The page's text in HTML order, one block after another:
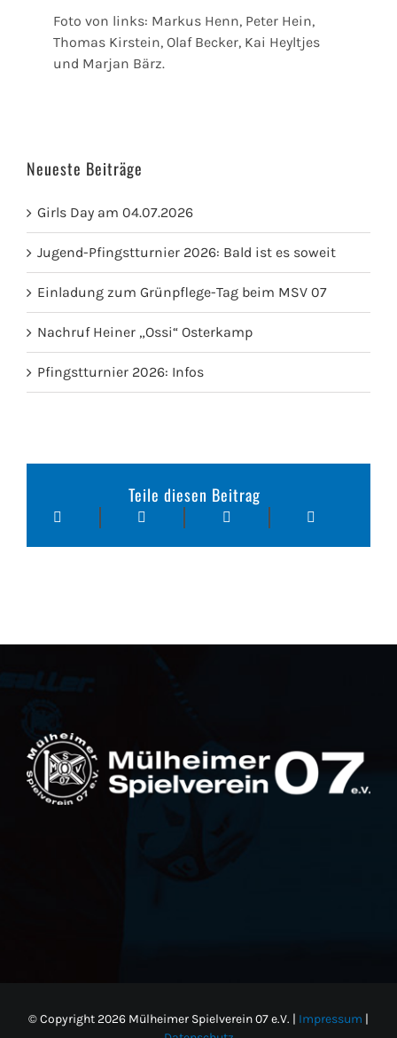
Foto von links: Markus Henn, Peter Hein,
Thomas Kirstein, Olaf Becker, Kai Heyltjes
und Marjan Bärz.
Neueste Beiträge
Girls Day am 04.07.2026
Jugend-Pfingstturnier 2026: Bald ist es soweit
Einladung zum Grünpflege-Tag beim MSV 07
Nachruf Heiner „Ossi“ Osterkamp
Pfingstturnier 2026: Infos
Teile diesen Beitrag
© Copyright2026 Mülheimer Spielverein 07 e.V. | Impressum |